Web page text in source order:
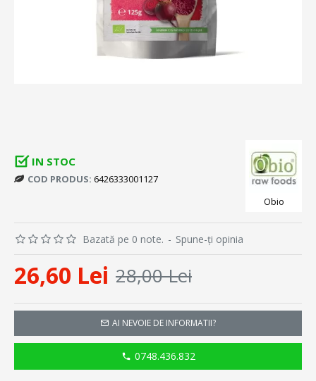
IN STOC
COD PRODUS: 6426333001127
Obio
Bazată pe 0 note. - Spune-ţi opinia
26,60 Lei 28,00 Lei
AI NEVOIE DE INFORMATII?
0748.436.832